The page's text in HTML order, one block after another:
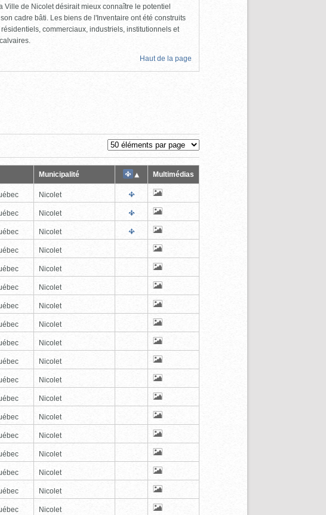
de Nicolet désirait mieux connaître le potentiel
cadre bâti. Les biens de l'Inventaire ont été construits
commerciaux, industriels, institutionnels et
Haut de la page
Municipalité Multimédias
Nicolet
Nicolet
Nicolet
Nicolet
Nicolet
Nicolet
Nicolet
Nicolet
Nicolet
Nicolet
Nicolet
Nicolet
Nicolet
Nicolet
Nicolet
Nicolet
Nicolet
Nicolet